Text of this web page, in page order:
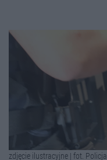
zdjęcie ilustracyjne | fot. Policja